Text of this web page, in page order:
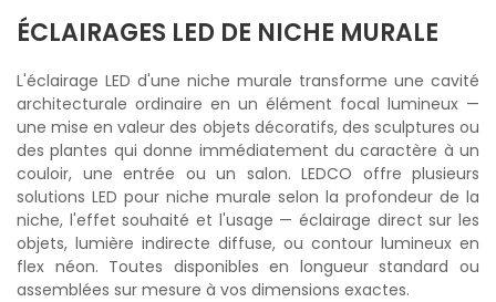
ÉCLAIRAGES LED DE NICHE MURALE
L'éclairage LED d'une niche murale transforme une cavité
architecturale ordinaire en un élément focal lumineux —
une mise en valeur des objets décoratifs, des sculptures ou
des plantes qui donne immédiatement du caractère à un
couloir, une entrée ou un salon. LEDCO offre plusieurs
solutions LED pour niche murale selon la profondeur de la
niche, l'effet souhaité et l'usage — éclairage direct sur les
objets, lumière indirecte diffuse, ou contour lumineux en
flex néon. Toutes disponibles en longueur standard ou
assemblées sur mesure à vos dimensions exactes.